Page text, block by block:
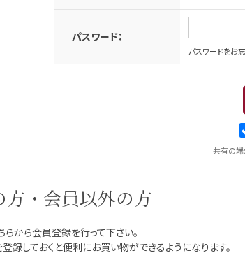
パスワード：
パスワードをお
共有の端
・会員以外の方
から会員登録を行って下さい。
録しておくと便利にお買い物ができるようになります。